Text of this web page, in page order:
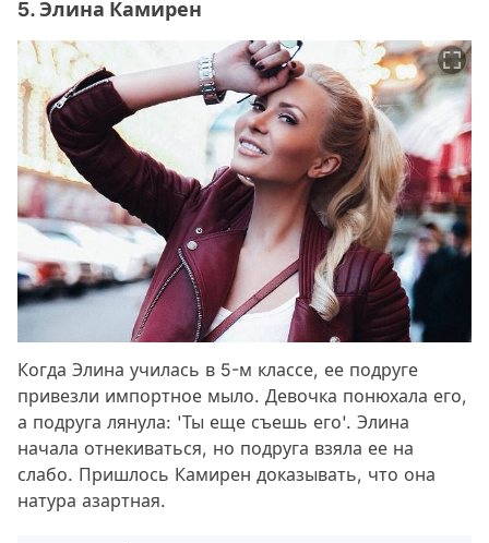
5. Элина Камирен
Когда Элина училась в 5-м классе, ее подруге
привезли импортное мыло. Девочка понюхала его,
а подруга лянула: 'Ты еще съешь его'. Элина
начала отнекиваться, но подруга взяла ее на
слабо. Пришлось Камирен доказывать, что она
натура азартная.